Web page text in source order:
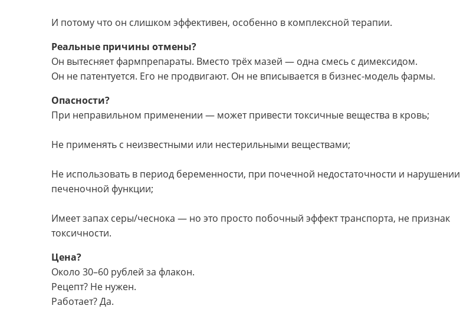
И потому что он слишком эффективен, особенно в комплексной терапии.
Реальные причины отмены?
Он вытесняет фармпрепараты. Вместо трёх мазей — одна смесь с димексидом.
Он не патентуется. Его не продвигают. Он не вписывается в бизнес-модель фармы.
Опасности?
При неправильном применении — может привести токсичные вещества в кровь;
Не применять с неизвестными или нестерильными веществами;
Не использовать в период беременности, при почечной недостаточности и нарушении
печеночной функции;
Имеет запах серы/чеснока — но это просто побочный эффект транспорта, не признак
токсичности.
Цена?
Около 30–60 рублей за флакон.
Рецепт? Не нужен.
Работает? Да.